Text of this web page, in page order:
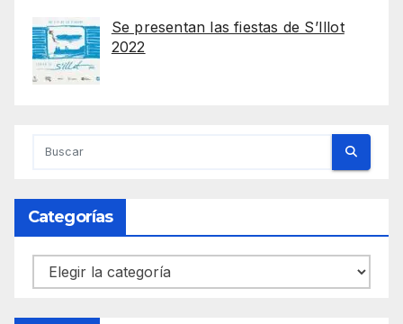
Se presentan las fiestas de S’Illot
2022
Categorías
Categorías